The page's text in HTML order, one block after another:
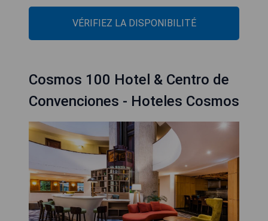
VÉRIFIEZ LA DISPONIBILITÉ
Cosmos 100 Hotel & Centro de
Convenciones - Hoteles Cosmos